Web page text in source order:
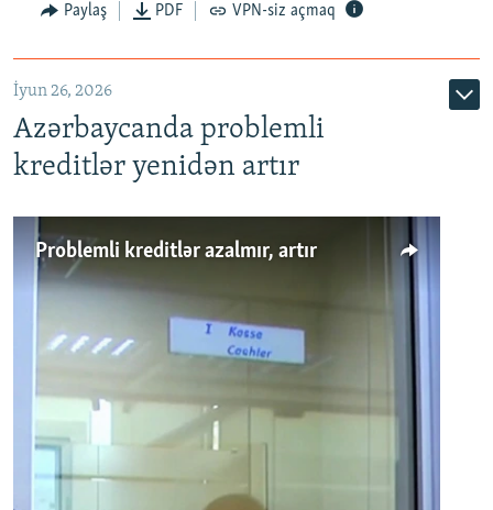
Auto 240p 360p 480p
720p 1080p
Paylaş PDF VPN-siz açmaq
İyun 26, 2026
Azərbaycanda problemli
kreditlər yenidən artır
Problemli kreditlər azalmır, artır